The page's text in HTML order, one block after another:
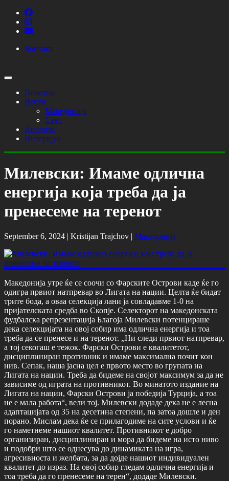
Контакт
Почетна
Вести
Македонија
Свет
Анализи
Интервјуа
Милевски: Имаме одлична
енергија која треба да ја
пренесеме на теренот
September 6, 2024 | Kristijan Trajchov | Македонија
Македонија утре ќе се соочи со Фарските Острови каде ќе го
одигра првиот натпревар во Лигата на нации. Целта ќе бидат
трите бода, а оваа селекција лани ја совладавме 1-0 на
пријателската средба во Скопје. Селекторот на македонската
фудбалска репрезентација Благоја Милевски потенцираше
дека селекцијата на овој собир има одлична енергија и тоа
треба да се пренесе и на теренот. „Ни следи првиот натпревар,
а тој секогаш е тежок. Фарски Острови е квалитетот,
дисциплиниран противник и имаме максимална почит кон
нив. Сепак, наша јасна цел е првото место во групата на
Лигата на нации. Треба да бидеме на својот максимум за да не
зависиме од играта на противникот. Во минатото издание на
Лигата на нации, Фарски Острови ја победија Турција, а тоа
не е мала работа“, вели тој. Милевски додаде дека не е лесна
адаптацијата од 35 на десетина степени, па затоа дошле и ден
порано. Мислам дека ќе се прилагодиме на сите услови и ќе
го наметнеме нашиот квалитет. Противникот е добро
организиран, дисциплиниран и мора да бидеме на исто ниво
и подобри што се однесува до динамиката на игра,
агресивноста и желбата, за да дојде нашиот индивидуален
квалитет до израз. На овој собир гледам одлична енергија и
тоа треба да го пренесеме на терен“, додаде Милевски.